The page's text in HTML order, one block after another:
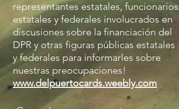
representantes estatales, funcionarios
estatales y federales involucrados en
discusiones sobre la financiación del
DPR y otras figuras públicas estatales
y federales para informarles sobre
nuestras preocupaciones!
www.delpuertocards.weebly.com